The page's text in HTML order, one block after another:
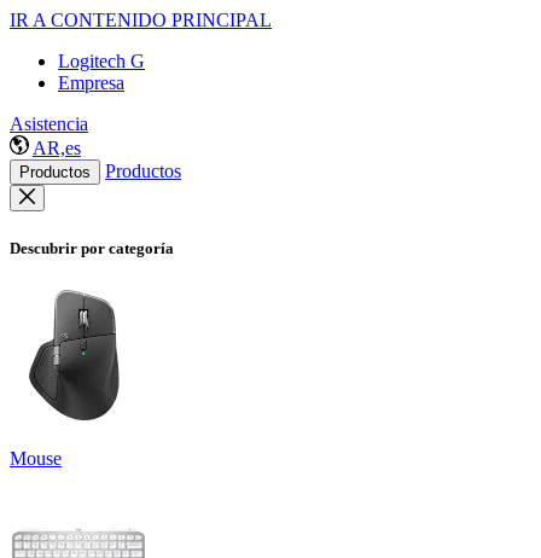
IR A CONTENIDO PRINCIPAL
Logitech G
Empresa
Asistencia
AR,es
Productos Productos
Descubrir por categoría
Mouse